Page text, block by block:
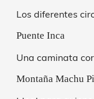
Los diferentes
Puente Inca
Una caminata
Montaña Machu